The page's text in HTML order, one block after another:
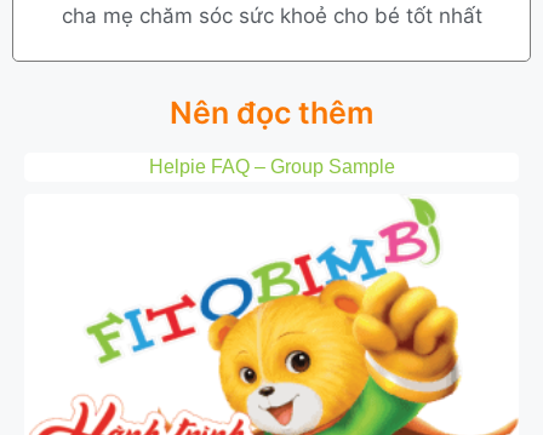
cha mẹ chăm sóc sức khoẻ cho bé tốt nhất
Nên đọc thêm
Helpie FAQ – Group Sample